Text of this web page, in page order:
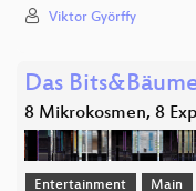
Viktor Györffy
Das
8 Mikrokosmen, 8
Entertainment Main